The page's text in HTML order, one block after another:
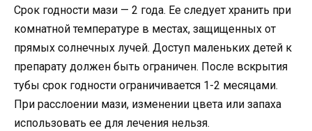
Срок годности мази — 2 года. Ее следует хранить при
комнатной температуре в местах, защищенных от
прямых солнечных лучей. Доступ маленьких детей к
препарату должен быть ограничен. После вскрытия
тубы срок годности ограничивается 1-2 месяцами.
При расслоении мази, изменении цвета или запаха
использовать ее для лечения нельзя.